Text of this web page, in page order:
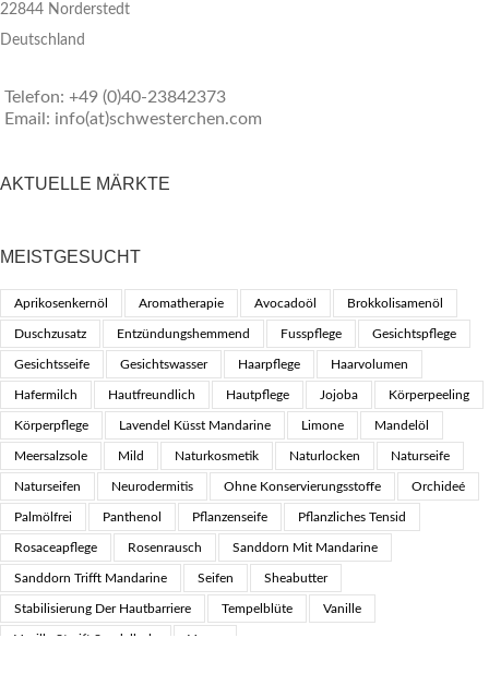
22844 Norderstedt
Deutschland
Telefon: +49 (0)40-23842373
Email: info(at)schwesterchen.com
AKTUELLE MÄRKTE
MEISTGESUCHT
Aprikosenkernöl Aromatherapie Avocadoöl Brokkolisamenöl
Duschzusatz Entzündungshemmend Fusspflege Gesichtspflege
Gesichtsseife Gesichtswasser Haarpflege Haarvolumen
Hafermilch Hautfreundlich Hautpflege Jojoba Körperpeeling
Körperpflege Lavendel Küsst Mandarine Limone Mandelöl
Meersalzsole Mild Naturkosmetik Naturlocken Naturseife
Naturseifen Neurodermitis Ohne Konservierungsstoffe Orchideé
Palmölfrei Panthenol Pflanzenseife Pflanzliches Tensid
Rosaceapflege Rosenrausch Sanddorn Mit Mandarine
Sanddorn Trifft Mandarine Seifen Sheabutter
Stabilisierung Der Hautbarriere Tempelblüte Vanille
Vanille Streift Sandelholz Vegan